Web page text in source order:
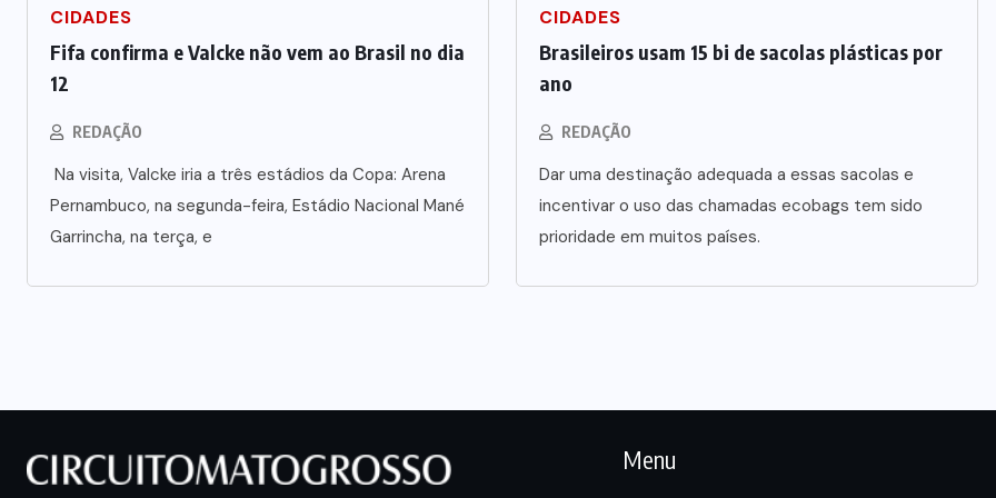
CIDADES
Fifa confirma e Valcke não vem ao Brasil no dia
12
REDAÇÃO
Na visita, Valcke iria a três estádios da Copa: Arena
Pernambuco, na segunda-feira, Estádio Nacional Mané
Garrincha, na terça, e
CIDADES
Brasileiros usam 15 bi de sacolas plásticas por
ano
REDAÇÃO
Dar uma destinação adequada a essas sacolas e
incentivar o uso das chamadas ecobags tem sido
prioridade em muitos países.
Menu